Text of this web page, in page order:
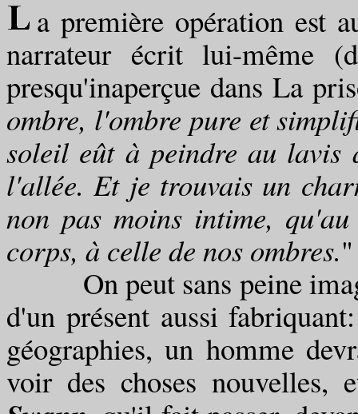
a première opération est
narrateur écrit lui-même
presqu'inaperçue dans La
ombre, l'ombre pure et
soleil eût à peindre au lavis
l'allée. Et je trouvais un
non pas moins intime,
corps, à celle de nos ombres."
On peut sans peine
d'un présent aussi
géographies, un homme
voir des choses